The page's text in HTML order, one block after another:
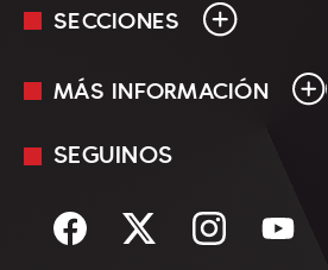
SECCIONES
En Vivo
Sociedad
MÁS INFORMACIÓN
Mediakit
Términos y condiciones
SEGUINOS